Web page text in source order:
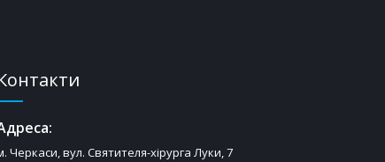
Черкаси, вул. Святителя-хірурга Луки, 7